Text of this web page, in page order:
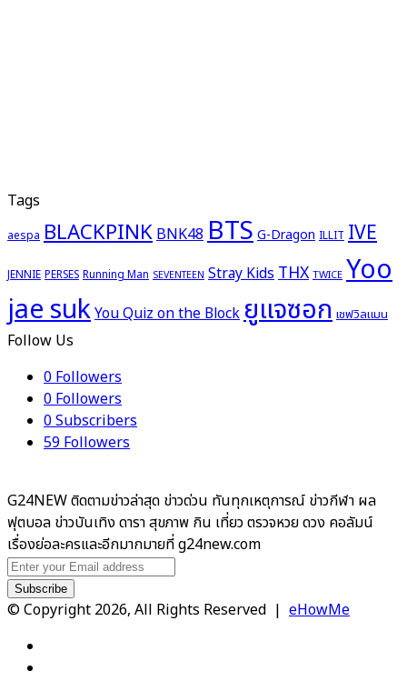
Tags
aespa BLACKPINK BNK48BTSG-Dragon ILLIT IVE
JENNIE PERSES Running Man SEVENTEEN Stray Kids THX TWICE Yoo
jae sukYou Quiz on the Blockยูแจซอก เชฟวิลแมน
Follow Us
0 Followers
0 Followers
0Subscribers
59 Followers
G24NEW ติดตามข่าวล่าสุด ข่าวด่วน ทันทุกเหตุการณ์ ข่าวกีฬา ผล
ฟุตบอล ข่าวบันเทิง ดารา สุขภาพ กิน เที่ยว ตรวจหวย ดวง คอลัมน์
เรื่องย่อละครและอีกมากมายที่ g24new.com
Enter
your
Email
© Copyright 2026, All Rights Reserved | eHowMe